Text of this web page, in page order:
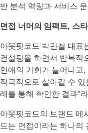
반 분석 역량과 서비스
면접 너머의 임팩트, 스
아웃핏코드 박민철 대표
컨설팅을 하면서 반복적
연애의 기회가 늘어나고
적극적으로 살아갈 수
례를 통해 확인한 결과”
아웃핏코드의 브랜드 메
드는 면접이라는 하나의